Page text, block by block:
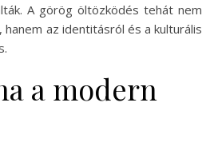
A görög öltözködés tehát nem
az identitásról és a kulturális
a modern